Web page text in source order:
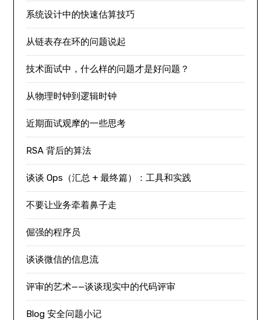
系统设计中的快速估算技巧
从链表存在环的问题说起
技术面试中，什么样的问题才是好问题？
从物理时钟到逻辑时钟
近期面试观摩的一些思考
RSA 背后的算法
谈谈 Ops（汇总 + 最终篇）：工具和实践
不要让业务牵着鼻子走
倔强的程序员
谈谈微信的信息流
评审的艺术——谈谈现实中的代码评审
Blog 安全问题小记